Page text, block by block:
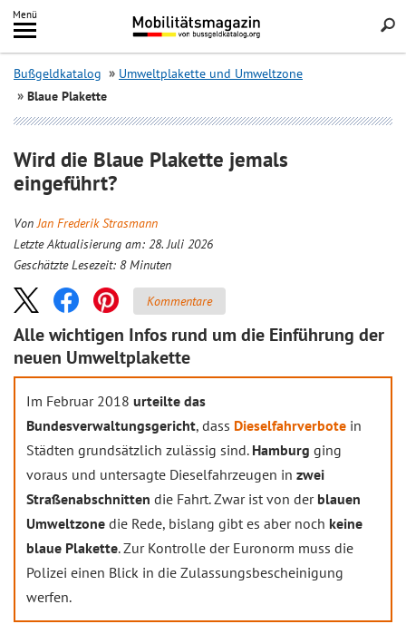
Inhalt
springen
Menü
Search
Bußgeldkatalog
Umweltplakette und Umweltzone
Blaue Plakette
Wird die Blaue Plakette jemals
eingeführt?
VonJan Frederik Strasmann
Letzte Aktualisierung am: 28. Juli 2026
Geschätzte Lesezeit: 8 Minuten
Kommentare
Alle wichtigen Infos rund um die Einführung der
neuen Umweltplakette
Im Februar 2018 urteilte das
Bundesverwaltungsgericht, dass Dieselfahrverbote in
Städten grundsätzlich zulässig sind. Hamburg ging
voraus und untersagte Dieselfahrzeugen in zwei
Straßenabschnitten die Fahrt. Zwar ist von der blauen
Umweltzone die Rede, bislang gibt es aber noch keine
blaue Plakette. Zur Kontrolle der Euronorm muss die
Polizei einen Blick in die Zulassungsbescheinigung
werfen.